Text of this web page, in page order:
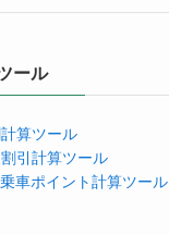
ール
算ツール
引計算ツール
車ポイント計算ツール